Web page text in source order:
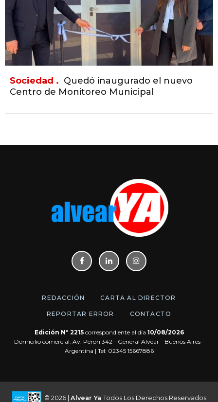
Sociedad . Quedó inaugurado el nuevo
Centro de Monitoreo Municipal
REDACCIÓN CARTA AL DIRECTOR
REPORTAR ERROR CONTACTO
Edición Nº 2215 correspondiente al día 10/08/2026
Domicilio comercial: Av. Peron 342 - General Alvear - Buenos Aires -
Argentina | Tel: 02345 15667886
© 2026 | Alvear Ya Todos Los Derechos Reservados